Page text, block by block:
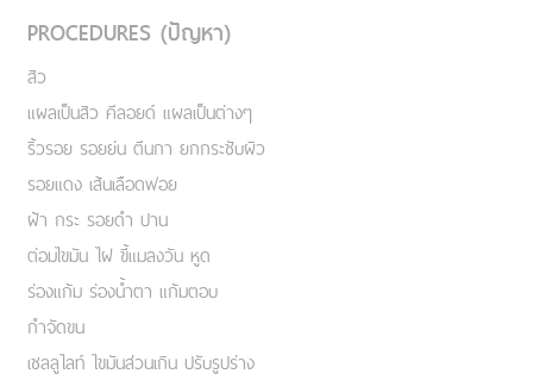
PROCEDURES (ปัญหา)
สิว
แผลเป็นสิว คีลอยด์ แผลเป็นต่างๆ
ริ้วรอย รอยย่น ตีนกา ยกกระชับผิว
รอยแดง เส้นเลือดฟอย
ฝ้า กระ รอยดำ ปาน
ต่อมไขมัน ไฝ ขี้แมลงวัน หูด
ร่องแก้ม ร่องน้ำตา แก้มตอบ
กำจัดขน
เชลลูไลท์ ไขมันส่วนเกิน ปรับรูปร่าง